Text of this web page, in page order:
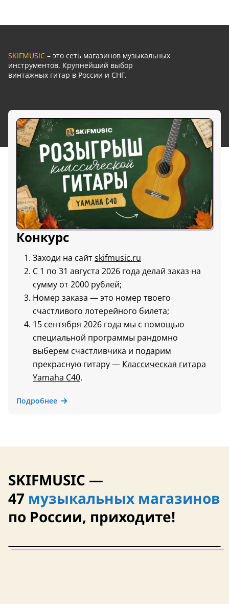
SKIFMUSIC – это сеть магазинов музыкальных
инструментов. Крупнейший выбор
винтажных гитар в России и СНГ.
Конкурс
Заходи на сайтskifmusic.ru
С 1 по 31 августа 2026 года делай заказ на
сумму от 2000 рублей;
Номер заказа — это номер твоего
счастливого лотерейного билета;
15 сентября 2026 года мы с помощью
специальной программы рандомно
выберем счастливчика и подарим
прекрасную гитару — Классическая гитара
Yamaha C40.
Подробнее
SKIFMUSIC —
47 музыкальных магазинов
по России, приходите!